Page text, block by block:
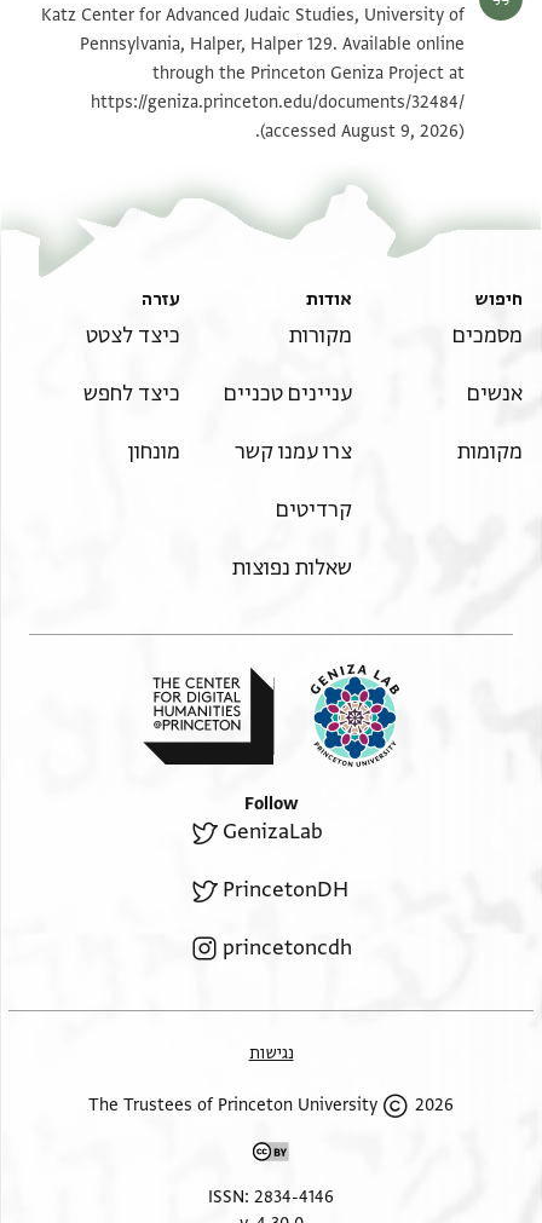
Halper 129 p. 2 הגדל וסובב
תנאי היתר שימוש בתצלום
Katz Center for Advanced Judaic Studies, University of
Pennsylvania, Halper, Halper 129. Available online
through the Princeton Geniza Project at
https://geniza.princeton.edu/documents/32484/
(accessed August 9, 2026).
חיפוש
מסמכים
אנשים
מקומות
אודות
מקורות
עניינים טכניים
צרו עמנו קשר
קרדיטים
שאלות נפוצות
עזרה
כיצד לצטט
כיצד לחפש
מונחון
Follow
GenizaLab
PrincetonDH
princetoncdh
נגישות
2026 The Trustees of Princeton University
ISSN: 2834-4146